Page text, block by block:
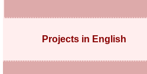
Projects in English